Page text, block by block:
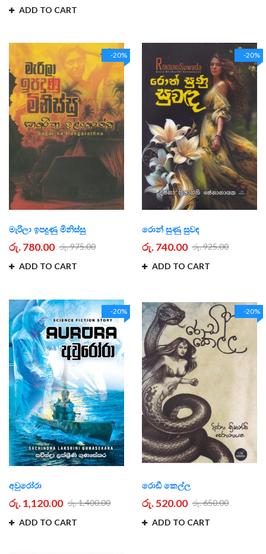
ADD TO CART
-20%
මැරිලා ඉපදුණු මිනිස්සු
රු. 780.00 රු. 975.00
ADD TO CART
-20%
රොන් සුණු සුවඳ
රු. 740.00 රු. 925.00
ADD TO CART
-20%
අවුරෝරා
රු. 1,120.00 රු. 1,400.00
ADD TO CART
-20%
රොඩී කෙල්ල
රු. 520.00 රු. 650.00
ADD TO CART